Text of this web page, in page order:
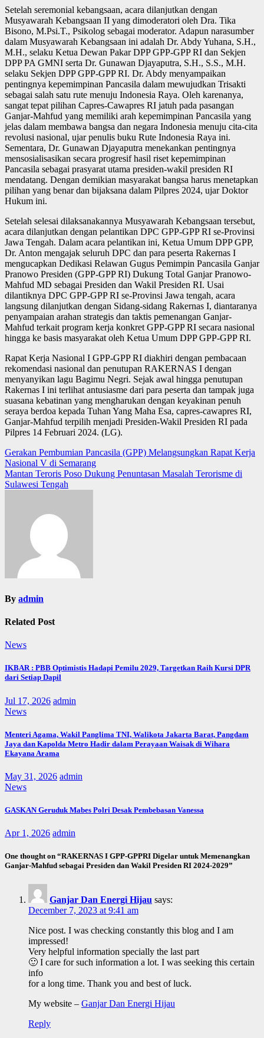
Setelah seremonial kebangsaan, acara dilanjutkan dengan
Musyawarah Kebangsaan II yang dimoderatori oleh Dra. Tika
Bisono, M.Psi.T., Psikolog sebagai moderator. Adapun narasumber
dalam Musyawarah Kebangsaan ini adalah Dr. Abdy Yuhana, S.H.,
M.H., selaku Ketua Dewan Pakar DPP GPP-GPP RI dan Sekjen
DPP PA GMNI serta Dr. Gunawan Djayaputra, S.H., S.S., M.H.
selaku Sekjen DPP GPP-GPP RI. Dr. Abdy menyampaikan
pentingnya kepemimpinan Pancasila dalam mewujudkan Trisakti
sebagai salah satu rute menuju Indonesia Raya. Oleh karenanya,
sangat tepat pilihan Capres-Cawapres RI jatuh pada pasangan
Ganjar-Mahfud yang memiliki arah kepemimpinan Pancasila yang
jelas dalam membawa bangsa dan negara Indonesia menuju cita-cita
revolusi nasional, ujar penulis buku Rute Indonesia Raya ini.
Sementara, Dr. Gunawan Djayaputra menekankan pentingnya
mensosialisasikan secara progresif hasil riset kepemimpinan
Pancasila sebagai prasyarat utama presiden-wakil presiden RI
mendatang. Dengan demikian masyarakat bangsa harus menetapkan
pilihan yang benar dan bijaksana dalam Pilpres 2024, ujar Doktor
Hukum ini.
Setelah selesai dilaksanakannya Musyawarah Kebangsaan tersebut,
acara dilanjutkan dengan pelantikan DPC GPP-GPP RI se-Provinsi
Jawa Tengah. Dalam acara pelantikan ini, Ketua Umum DPP GPP,
Dr. Anton mengajak seluruh DPC dan para peserta Rakernas I
mengucapkan Dedikasi Relawan Gugus Pemimpin Pancasila Ganjar
Pranowo Presiden (GPP-GPP RI) Dukung Total Ganjar Pranowo-
Mahfud MD sebagai Presiden dan Wakil Presiden RI. Usai
dilantiknya DPC GPP-GPP RI se-Provinsi Jawa tengah, acara
langsung dilanjutkan dengan Sidang-sidang Rakernas I, diantaranya
penyampaian arahan strategis dan taktis pemenangan Ganjar-
Mahfud terkait program kerja konkret GPP-GPP RI secara nasional
hingga ke basis masyarakat oleh Ketua Umum DPP GPP-GPP RI.
Rapat Kerja Nasional I GPP-GPP RI diakhiri dengan pembacaan
rekomendasi nasional dan penutupan RAKERNAS I dengan
menyanyikan lagu Bagimu Negri. Sejak awal hingga penutupan
Rakernas I ini terlihat antusiasme dari para peserta dan tampak juga
suasana kebatinan yang mengharukan dengan keyakinan penuh
seraya berdoa kepada Tuhan Yang Maha Esa, capres-cawapres RI,
Ganjar-Mahfud terpilih menjadi Presiden-Wakil Presiden RI pada
Pilpres 14 Februari 2024. (LG).
Post
navigation
Gerakan Pembumian Pancasila (GPP) Melangsungkan Rapat Kerja
Nasional V di Semarang
Mantan Teroris Poso Dukung Penuntasan Masalah Terorisme di
Sulawesi Tengah
By admin
Related Post
News
IKBAR : PBB Optimistis Hadapi Pemilu 2029, Targetkan Raih Kursi DPR
dari Setiap Dapil
Jul 17, 2026 admin
News
Menteri Agama, Wakil Panglima TNI, Walikota Jakarta Barat, Pangdam
Jaya dan Kapolda Metro Hadir dalam Perayaan Waisak di Wihara
Ekayana Arama
May 31, 2026 admin
News
GASKAN Geruduk Mabes Polri Desak Pembebasan Vanessa
Apr 1, 2026 admin
One thought on “RAKERNAS I GPP-GPPRI Digelar untuk Memenangkan
Ganjar-Mahfud sebagai Presiden dan Wakil Presiden RI 2024-2029”
Ganjar Dan Energi Hijau says:
December 7, 2023 at 9:41 am
Nice post. I was checking constantly this blog and I am
impressed!
Very helpful information specially the last part
🙂 I care for such information a lot. I was seeking this certain
info
for a long time. Thank you and best of luck.
My website – Ganjar Dan Energi Hijau
Reply